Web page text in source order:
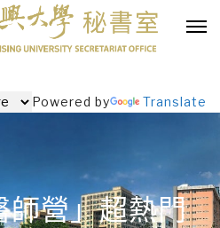
Powered by Translate
師營」超熱門